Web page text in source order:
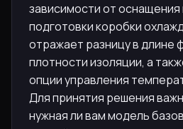
зависимости от оснащения
подготовки коробки
отражает разницу в длине
плотности изоляции, а
опции управления
Для принятия решения
нужная ли вам модель